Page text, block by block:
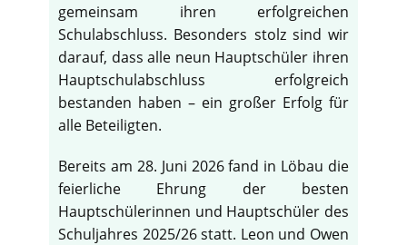
gemeinsam ihren erfolgreichen
Schulabschluss. Besonders stolz sind wir
darauf, dass alle neun Hauptschüler ihren
Hauptschulabschluss erfolgreich
bestanden haben – ein großer Erfolg für
alle Beteiligten.
Bereits am 28. Juni 2026 fand in Löbau die
feierliche Ehrung der besten
Hauptschülerinnen und Hauptschüler des
Schuljahres 2025/26 statt. Leon und Owen